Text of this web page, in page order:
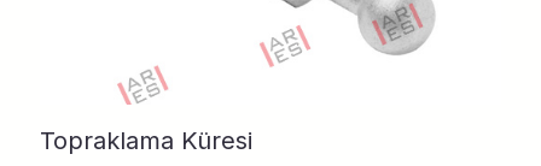
Topraklama Küresi